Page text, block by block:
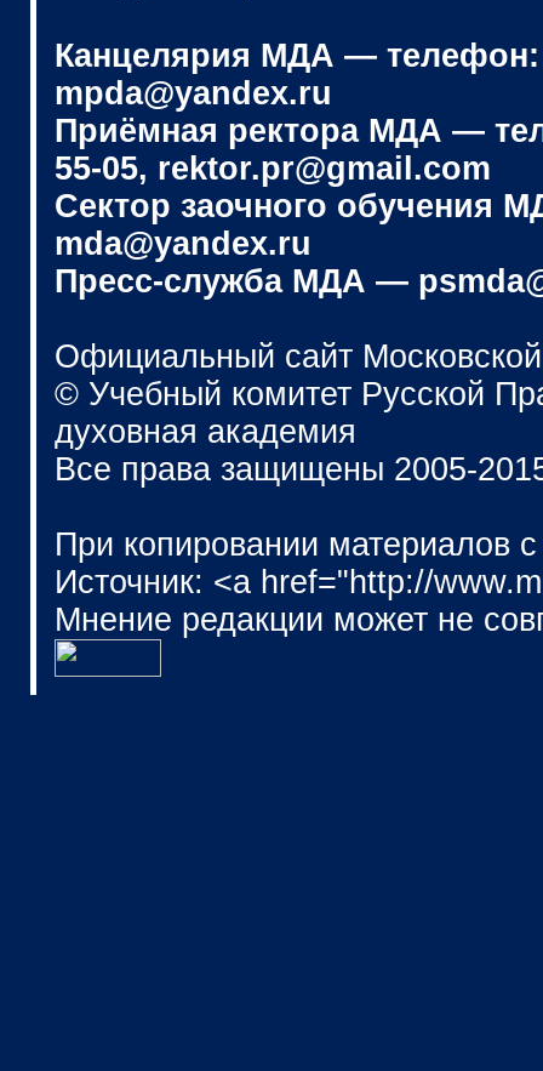
Канцелярия МДА — телефон:
mpda@yandex.ru
Приёмная ректора МДА —
55-05, rektor.pr@gmail.com
Сектор заочного обучения
mda@yandex.ru
Пресс-служба МДА —
Официальный сайт
© Учебный комитет Русской
духовная академия
Все права защищены 2005-
При копировании материалов
Источник: <a href="http://
Мнение редакции может не